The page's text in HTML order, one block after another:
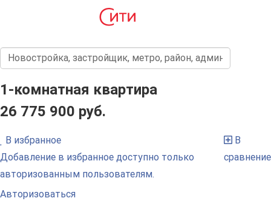
1-комнатная квартира
26 775 900 руб.
В избранное
Добавление в избранное доступно только
авторизованным пользователям.
Авторизоваться
В
сравнение